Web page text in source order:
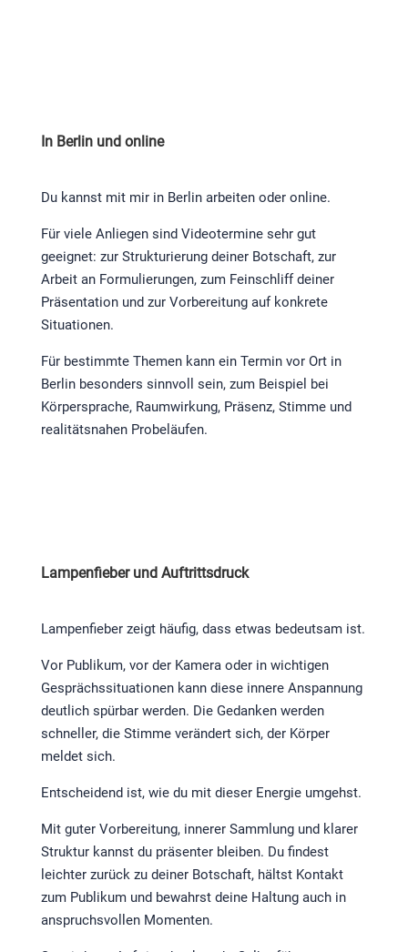
In Berlin und online
Du kannst mit mir in Berlin arbeiten oder online.
Für viele Anliegen sind Videotermine sehr gut
geeignet: zur Strukturierung deiner Botschaft, zur
Arbeit an Formulierungen, zum Feinschliff deiner
Präsentation und zur Vorbereitung auf konkrete
Situationen.
Für bestimmte Themen kann ein Termin vor Ort in
Berlin besonders sinnvoll sein, zum Beispiel bei
Körpersprache, Raumwirkung, Präsenz, Stimme und
realitätsnahen Probeläufen.
Lampenfieber und Auftrittsdruck
Lampenfieber zeigt häufig, dass etwas bedeutsam ist.
Vor Publikum, vor der Kamera oder in wichtigen
Gesprächssituationen kann diese innere Anspannung
deutlich spürbar werden. Die Gedanken werden
schneller, die Stimme verändert sich, der Körper
meldet sich.
Entscheidend ist, wie du mit dieser Energie umgehst.
Mit guter Vorbereitung, innerer Sammlung und klarer
Struktur kannst du präsenter bleiben. Du findest
leichter zurück zu deiner Botschaft, hältst Kontakt
zum Publikum und bewahrst deine Haltung auch in
anspruchsvollen Momenten.